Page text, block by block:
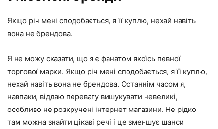
Якщо річ мені сподобається, я її куплю, нехай навіть
вона не брендова.
Я не можу сказати, що я є фанатом якоїсь певної
торгової марки. Якщо річ мені сподобається, я її куплю,
нехай навіть вона не брендова. Останнім часом я,
навпаки, віддаю перевагу вишукувати невеликі,
особливо не розкручені інтернет магазини. Не рідко
там можна знайти цікаві речі і це зменшує шанси